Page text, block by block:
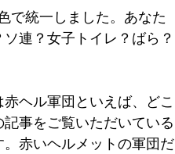
で統一しました。あなた
連？女子トイレ？ばら？
ヘル軍団といえば、どこ
事をご覧いただいている
赤いヘルメットの軍団だ